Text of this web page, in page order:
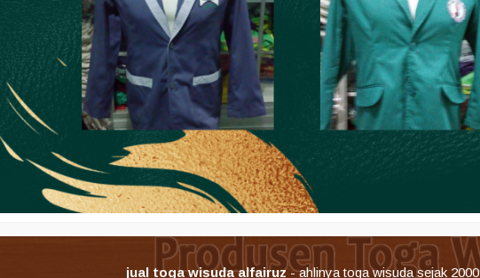
jual toga wisuda alfairuz- ahlinya toga wisuda sejak 2000